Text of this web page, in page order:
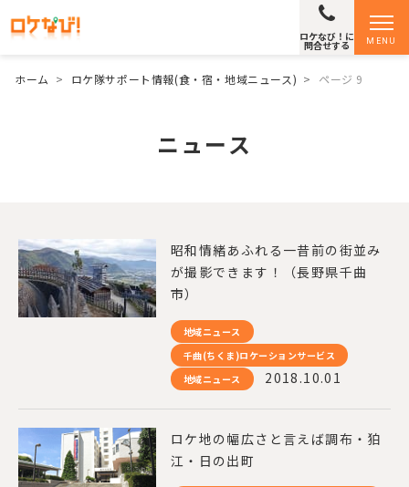
MENU
ロケなび！に
問合せする
ホーム > ロケ隊サポート情報(食・宿・地域ニュース) > ページ 9
ニュース
昭和情緒あふれる一昔前の街並み
が撮影できます！（長野県千曲
市）
地域ニュース
千曲(ちくま)ロケーションサービス
地域ニュース
2018.10.01
ロケ地の幅広さと言えば調布・狛
江・日の出町